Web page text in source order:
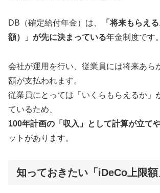
DB（確定給付年金）は、
「将来もらえ
額）」が先に決まっている年金制度です。
会社が運用を行い、従業員には将来あら
額が支払われます。
従業員にとっては「いくらもらえるか」
ているため、
100年計画の「収入」として計算が立て
ットがあります。
知っておきたい「iDeCo上限